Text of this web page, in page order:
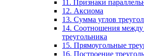
11. Признаки
12. Аксиома
13. Сумма углов
14. Соотношения между
треугольника
15. Прямоугольные
16. Построение